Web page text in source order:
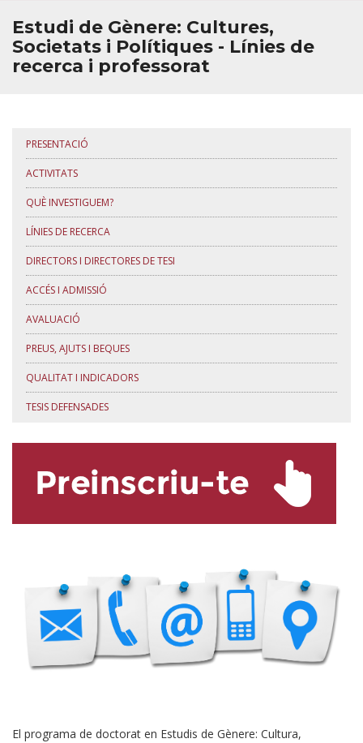
Estudi de Gènere: Cultures,
Societats i Polítiques - Línies de
recerca i professorat
PRESENTACIÓ
ACTIVITATS
QUÈ INVESTIGUEM?
LÍNIES DE RECERCA
DIRECTORS I DIRECTORES DE TESI
ACCÉS I ADMISSIÓ
AVALUACIÓ
PREUS, AJUTS I BEQUES
QUALITAT I INDICADORS
TESIS DEFENSADES
El programa de doctorat en Estudis de Gènere: Cultura,